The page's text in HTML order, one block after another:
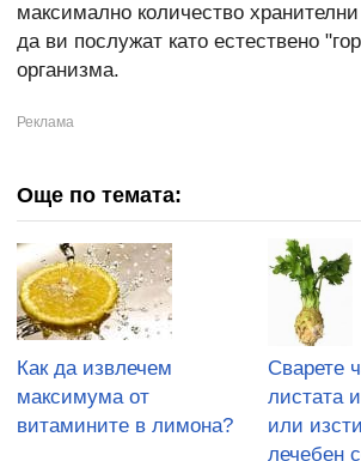
максимално количество
да ви послужат като естествено
организма.
Още по темата:
Как да извлечем
максимума от
витамините в лимона?
Сварете
листата
или
лечебен